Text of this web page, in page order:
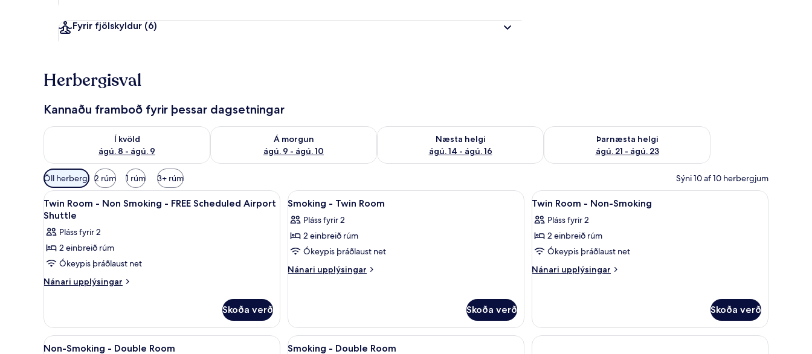
Fyrir fjölskyldur (6)
Herbergisval
Kannaðu framboð fyrir þessar dagsetningar
Í kvöld
ágú. 8 - ágú. 9
Athuga framboð í kvöld ágú. 8 - ágú. 9
Á morgun
ágú. 9 - ágú. 10
Athuga framboð á morgun ágú. 9 - ágú. 10
Næsta helgi
ágú. 14 - ágú. 16
Athuga framboð næstu helgi ágú. 14 - ágú. 16
Þarnæsta helgi
ágú. 21 - ágú. 23
Athuga framboð þarnæstu helgi ágú. 21 - ágú. 23
Síur
í
boði
fyrir
herbergi
Öll herbergi 2 rúm 1 rúm 3+ rúm Sýni 10 af 10 herbergjum
Skoða
allar
myndir
fyrir
Twin
Room
-
-
FREE
Scheduled
Öryggishólf í herbergi, skrifborð, vinnuaðstaða fyrir fartölvur
5
Twin Room - Non Smoking - FREE Scheduled Airport
Shuttle
Pláss fyrir 2
2 einbreið rúm
Ókeypis þráðlaust net
Nánari upplýsingar
Nánari
Room
Non
Skoða verð
Skoða
allar
myndir
fyrir
Smoking
-
Öryggishólf í herbergi, skrifborð, vinnuaðstaða fyrir fartölvur
5
Smoking - Twin Room
Pláss fyrir 2
2 einbreið rúm
Ókeypis þráðlaust net
Nánari upplýsingar
Nánari
Twin
Room
Skoða verð
Skoða
allar
myndir
fyrir
Twin
Room
Öryggishólf í herbergi, skrifborð,
5
Twin Room - Non-Smoking
Pláss fyrir 2
2 einbreið rúm
Ókeypis þráðlaust net
Nánari upplýsingar
Nánari
-
Non-
Smoking
Skoða verð
Skoða
Öryggishólf í herbergi, skrifborð, vinnuaðstaða fyrir fartölvur
2
Non-Smoking - Double Room
Skoða
Öryggishólf í herbergi, skrifborð, vinnuaðstaða fyrir fartölvur
1
Smoking - Double Room